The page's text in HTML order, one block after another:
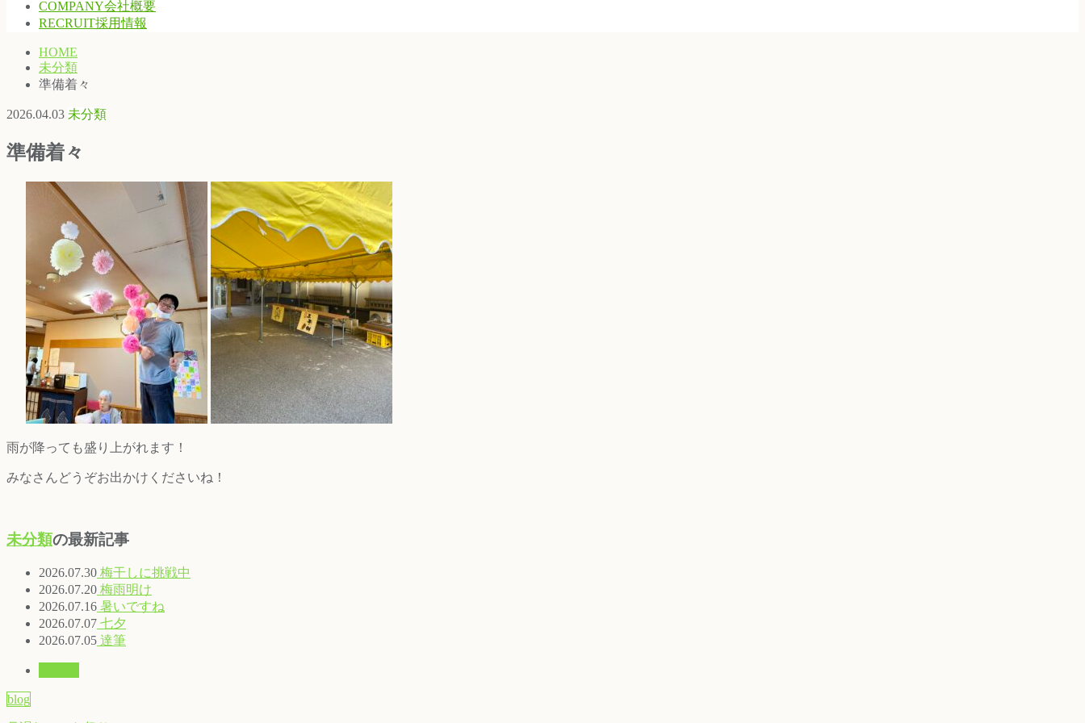
COMPANY会社概要
RECRUIT採用情報
HOME
未分類
準備着々
2026.04.03 未分類
準備着々
雨が降っても盛り上がれます！
みなさんどうぞお出かけくださいね！
未分類の最新記事
2026.07.30 梅干しに挑戦中
2026.07.20 梅雨明け
2026.07.16 暑いですね
2026.07.07 七夕
2026.07.05 達筆
blog